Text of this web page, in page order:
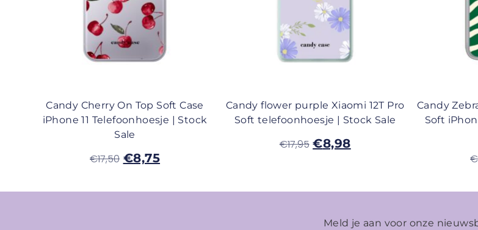
Candy Cherry On Top Soft Case
iPhone 11 Telefoonhoesje | Stock
Sale
€17,50 €8,75
Candy flower purple Xiaomi 12T Pro
Soft telefoonhoesje | Stock Sale
€17,95 €8,98
Candy
Soft
€
Meld je aan voor onze